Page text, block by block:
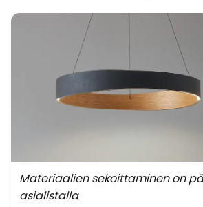
Materiaalien sekoittaminen on
asialistalla